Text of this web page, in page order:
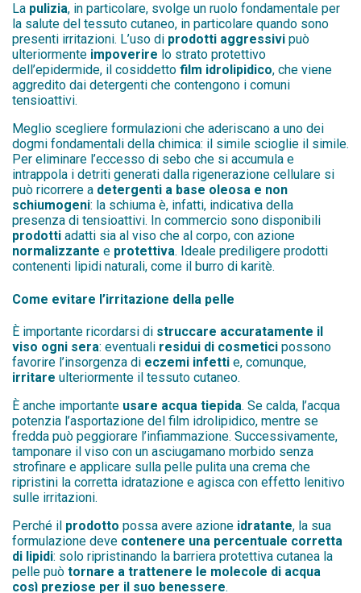
La pulizia, in particolare, svolge un ruolo fondamentale per
la salute del tessuto cutaneo, in particolare quando sono
presenti irritazioni. L’uso di prodotti aggressivi può
ulteriormente impoverire lo strato protettivo
dell’epidermide, il cosiddetto film idrolipidico, che viene
aggredito dai detergenti che contengono i comuni
tensioattivi.
Meglio scegliere formulazioni che aderiscano a uno dei
dogmi fondamentali della chimica: il simile scioglie il simile.
Per eliminare l’eccesso di sebo che si accumula e
intrappola i detriti generati dalla rigenerazione cellulare si
può ricorrere a detergenti a base oleosa e non
schiumogeni: la schiuma è, infatti, indicativa della
presenza di tensioattivi. In commercio sono disponibili
prodotti adatti sia al viso che al corpo, con azione
normalizzante e protettiva. Ideale prediligere prodotti
contenenti lipidi naturali, come il burro di karitè.
Come evitare l’irritazione della pelle
È importante ricordarsi di struccare accuratamente il
viso ogni sera: eventuali residui di cosmetici possono
favorire l’insorgenza di eczemi infetti e, comunque,
irritare ulteriormente il tessuto cutaneo.
È anche importante usare acqua tiepida. Se calda, l’acqua
potenzia l’asportazione del film idrolipidico, mentre se
fredda può peggiorare l’infiammazione. Successivamente,
tamponare il viso con un asciugamano morbido senza
strofinare e applicare sulla pelle pulita una crema che
ripristini la corretta idratazione e agisca con effetto lenitivo
sulle irritazioni.
Perché il prodotto possa avere azione idratante, la sua
formulazione deve contenere una percentuale corretta
di lipidi: solo ripristinando la barriera protettiva cutanea la
pelle può tornare a trattenere le molecole di acqua
così preziose per il suo benessere.